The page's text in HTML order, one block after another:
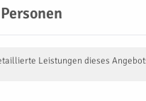
Leistungen dieses